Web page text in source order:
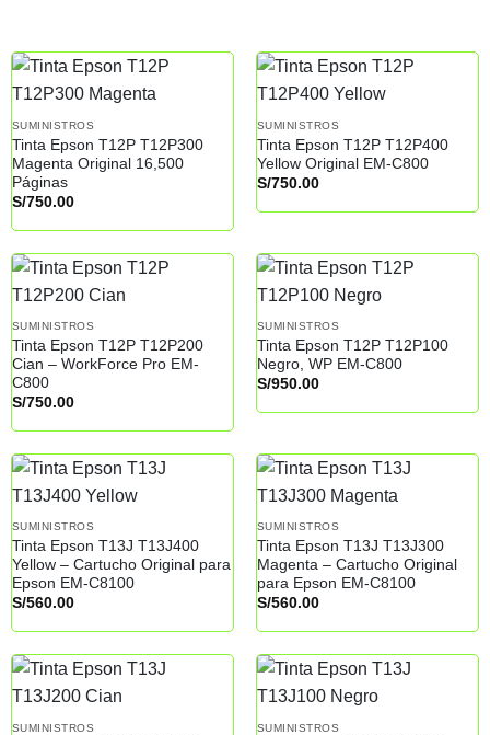
SUMINISTROS
Tinta Epson T12P T12P300
Magenta Original 16,500
Páginas
S/750.00
SUMINISTROS
Tinta Epson T12P T12P400
Yellow Original EM-C800
S/750.00
SUMINISTROS
Tinta Epson T12P T12P200
Cian – WorkForce Pro EM-
C800
S/750.00
SUMINISTROS
Tinta Epson T12P T12P100
Negro, WP EM-C800
S/950.00
SUMINISTROS
Tinta Epson T13J T13J400
Yellow – Cartucho Original para
Epson EM-C8100
S/560.00
SUMINISTROS
Tinta Epson T13J T13J300
Magenta – Cartucho Original
para Epson EM-C8100
S/560.00
SUMINISTROS SUMINISTROS